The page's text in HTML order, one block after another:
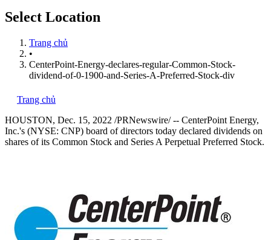
Select Location
Trang chủ
•
CenterPoint-Energy-declares-regular-Common-Stock-
dividend-of-0-1900-and-Series-A-Preferred-Stock-div
Trang chủ
HOUSTON, Dec. 15, 2022 /PRNewswire/ -- CenterPoint Energy,
Inc.'s (NYSE: CNP) board of directors today declared dividends on
shares of its Common Stock and Series A Perpetual Preferred Stock.